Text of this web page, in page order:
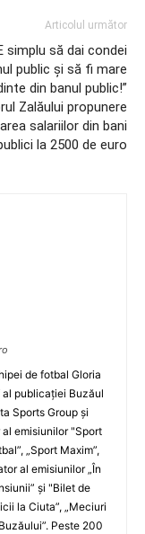
Articolul următor
simplu să dai condei
public şi să fi mare
din banul public!”
Zalăului propunere
salariilor din bani
la 2500 de euro
de fotbal Gloria
al publicaţiei Buzăul
Sports Group şi
emisiunilor "Sport
„Sport Maxim”,
al emisiunilor „În
şi "Bilet de
la Ciuta”, „Meciuri
Peste 200